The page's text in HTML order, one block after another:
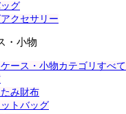
グ
クセサリー
・小物
ース・小物カテゴリすべて
み財布
トバッグ